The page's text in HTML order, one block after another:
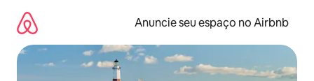
para
conteúdo
Anuncie seu espaço no Airbnb